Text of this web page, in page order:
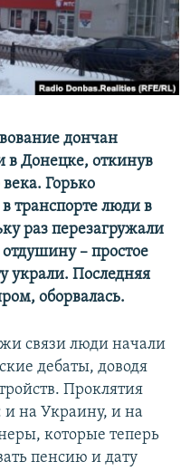
дончан
в Донецке, откинув
Горько
транспорте люди в
раз перезагружали
– простое
украли. Последняя
оборвалась.
связи люди начали
дебаты, доводя
Проклятия
и на Украину, и на
которые теперь
пенсию и дату